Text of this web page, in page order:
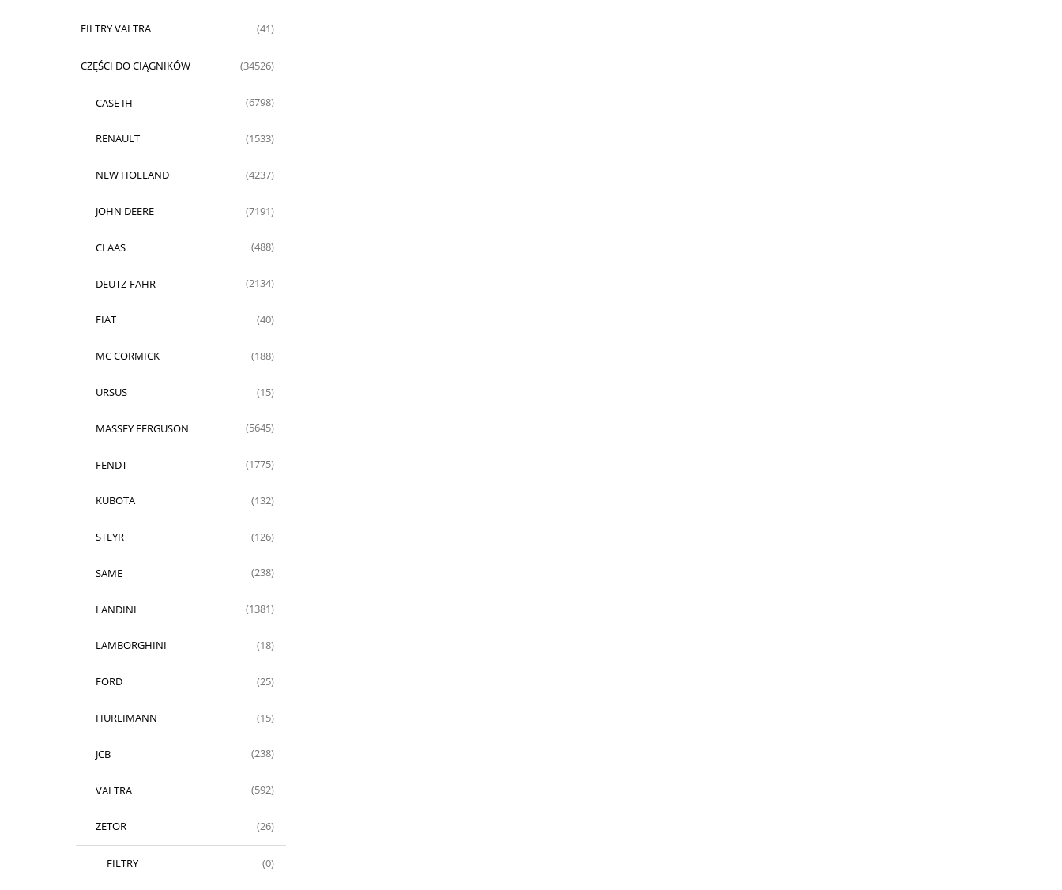
FILTRY VALTRA (41)
CZĘŚCI DO CIĄGNIKÓW (34526)
CASE IH (6798)
RENAULT (1533)
NEW HOLLAND (4237)
JOHN DEERE (7191)
CLAAS (488)
DEUTZ-FAHR (2134)
FIAT (40)
MC CORMICK (188)
URSUS (15)
MASSEY FERGUSON (5645)
FENDT (1775)
KUBOTA (132)
STEYR (126)
SAME (238)
LANDINI (1381)
LAMBORGHINI (18)
FORD (25)
HURLIMANN (15)
JCB (238)
VALTRA (592)
ZETOR (26)
FILTRY (0)